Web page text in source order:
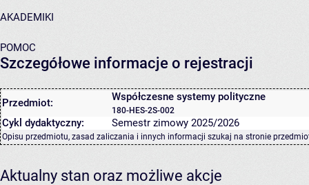
AKADEMIKI
POMOC
Szczegółowe informacje o rejestracji
Przedmiot: Współczesne systemy polityczne
180-HES-2S-002
Cykl dydaktyczny: Semestr zimowy 2025/2026
Opisu przedmiotu, zasad zaliczania i innych informacji szukaj na stronie
Aktualny stan oraz możliwe akcje